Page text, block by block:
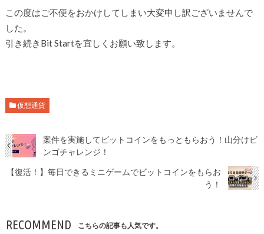
この度はご不便をおかけしてしまい大変申し訳ございませんで
した。
引き続きBit Startを宜しくお願い致します。
仮想通貨
案件を実施してビットコインをもっともらおう！山分けビ
ンゴチャレンジ！
【復活！】毎日できるミニゲームでビットコインをもらお
う！
RECOMMEND こちらの記事も人気です。